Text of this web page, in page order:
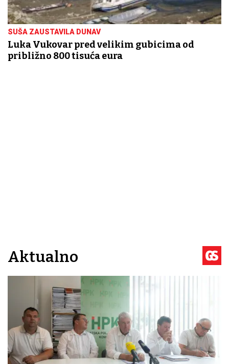
SUŠA ZAUSTAVILA DUNAV
Luka Vukovar pred velikim gubicima od
približno 800 tisuća eura
Aktualno